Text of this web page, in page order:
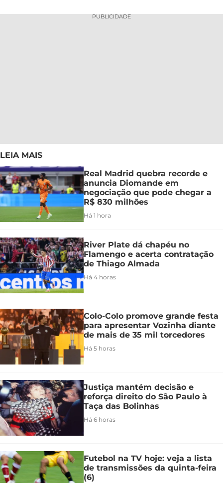
PUBLICIDADE
LEIA MAIS
Real Madrid quebra recorde e
anuncia Diomande em
negociação que pode chegar a
R$ 830 milhões
Há 1 hora
River Plate dá chapéu no
Flamengo e acerta contratação
de Thiago Almada
Há 4 horas
Colo-Colo promove grande festa
para apresentar Vozinha diante
de mais de 35 mil torcedores
Há 5 horas
Justiça mantém decisão e
reforça direito do São Paulo à
Taça das Bolinhas
Há 6 horas
Futebol na TV hoje: veja a lista
de transmissões da quinta-feira
(6)